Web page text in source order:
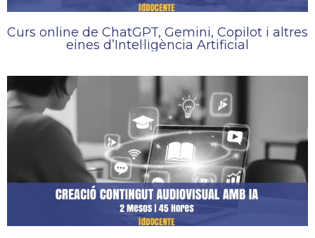
Curs online de ChatGPT, Gemini, Copilot i altres
eines d’Intel·ligència Artificial